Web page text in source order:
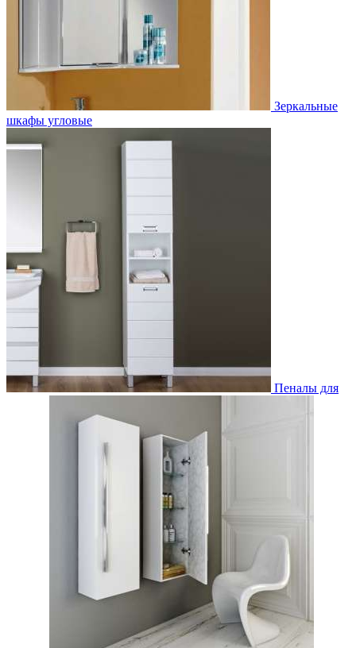
Зеркальные
шкафы угловые
Пеналы для